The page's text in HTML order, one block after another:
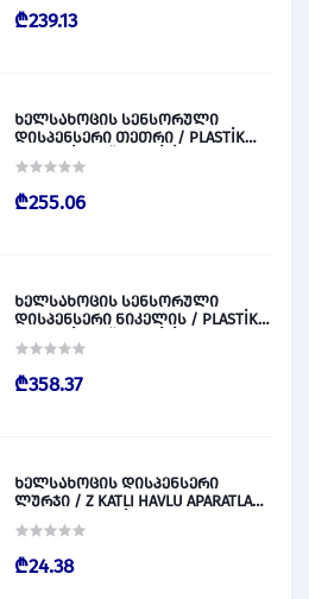
₾239.13
ხელსახოცის სენსორული
დისპენსერი თეთრი / PLASTİK
028829
₾255.06
ხელსახოცის სენსორული
დისპენსერი ნიკელის / PLASTİK
028830
₾358.37
ხელსახოცის დისპენსერი
ლურჯი / Z KATLI HAVLU APARATLARI
₾24.38